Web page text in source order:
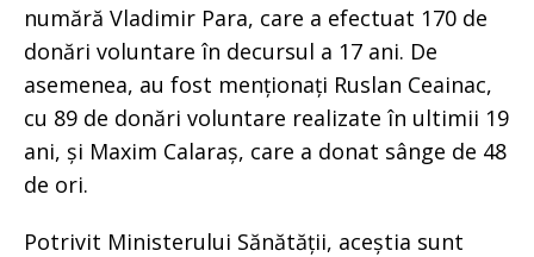
numără Vladimir Para, care a efectuat 170 de
donări voluntare în decursul a 17 ani. De
asemenea, au fost menționați Ruslan Ceainac,
cu 89 de donări voluntare realizate în ultimii 19
ani, și Maxim Calaraș, care a donat sânge de 48
de ori.
Potrivit Ministerului Sănătății, aceștia sunt